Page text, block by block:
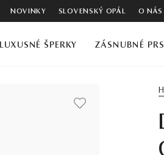
NOVINKY SLOVENSKÝ OPÁL O NÁS
LUXUSNÉ ŠPERKY ZÁSNUBNÉ